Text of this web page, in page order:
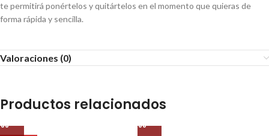
te permitirá ponértelos y quitártelos en el momento que quieras de
forma rápida y sencilla.
Valoraciones (0)
Productos relacionados